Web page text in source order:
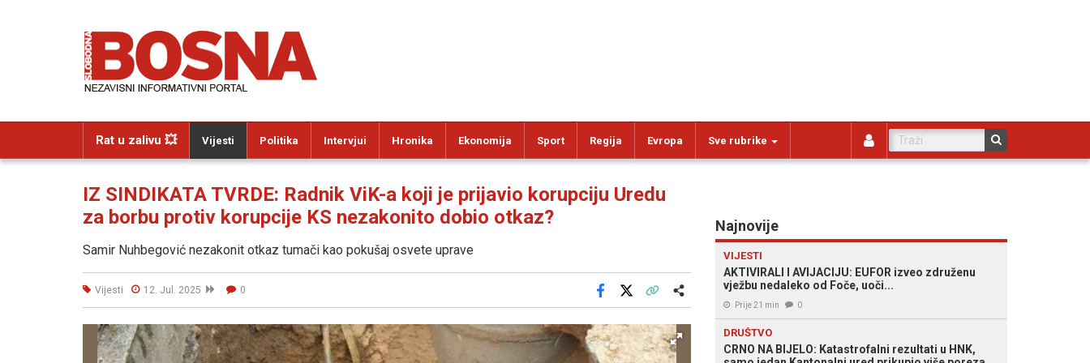
Rat u zalivu 💥 Vijesti Politika Intervjui Hronika Ekonomija Sport Regija Evropa Sve rubrike
IZ SINDIKATA TVRDE: Radnik ViK-a koji je prijavio korupciju Uredu
za borbu protiv korupcije KS nezakonito dobio otkaz?
Samir Nuhbegović nezakonit otkaz tumači kao pokušaj osvete uprave
Vijesti 12. Jul. 2025 0
Facebook
Najnovije
VIJESTI
AKTIVIRALI I AVIJACIJU: EUFOR izveo združenu
vježbu nedaleko od Foče, uoči...
Prije 21 min 0
DRUŠTVO
CRNO NA BIJELO: Katastrofalni rezultati u HNK,